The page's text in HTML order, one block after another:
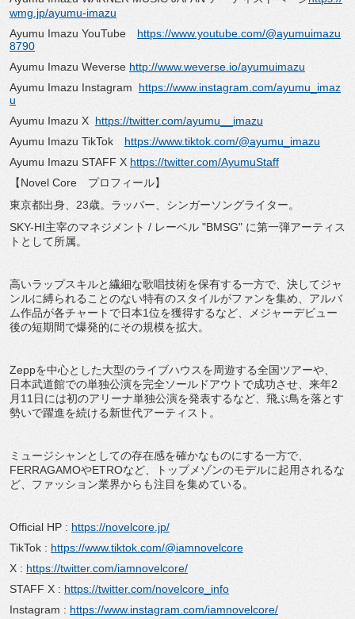
wmg.jp/ayumu-imazu
Ayumu Imazu YouTube https://www.youtube.com/@ayumuimazu
8790
Ayumu Imazu Weverse http://www.weverse.io/ayumuimazu
Ayumu Imazu Instagram https://www.instagram.com/ayumu_imaz
u
Ayumu Imazu X https://twitter.com/ayumu__imazu
Ayumu Imazu TikTok https://www.tiktok.com/@ayumu_imazu
Ayumu Imazu STAFF X https://twitter.com/AyumuStaff
【Novel Core プロフィール】
東京都出身、23歳。ラッパー、シンガーソングライター。
SKY-HI主宰のマネジメント / レーベル "BMSG" に第一弾アーティス
トとして所属。
高いラップスキルと繊細な歌唱技術を保有する一方で、決してジャ
ンルに縛られることのない特有のスタイルがファンを集め、アルバ
ム作品が各チャートで日本1位を獲得するなど、メジャーデビュー
後の短期間で爆発的にその規模を拡大。
Zeppを中心とした大型のライブハウスを周遊する全国ツアーや、
日本武道館での単独公演を完全ソールドアウトで成功させ、来年2
月11日には初のアリーナ単独公演を発表するなど、飛ぶ鳥を落とす
勢いで躍進を続ける新世代アーティスト。
ミュージシャンとしての存在感を確かなものにする一方で、
FERRAGAMOやETROなど、トップメゾンのモデルに起用されるな
ど、ファッション業界からも注目を集めている。
Official HP : https://novelcore.jp/
TikTok : https://www.tiktok.com/@iamnovelcore
X : https://twitter.com/iamnovelcore/
STAFF X : https://twitter.com/novelcore_info
Instagram : https://www.instagram.com/iamnovelcore/